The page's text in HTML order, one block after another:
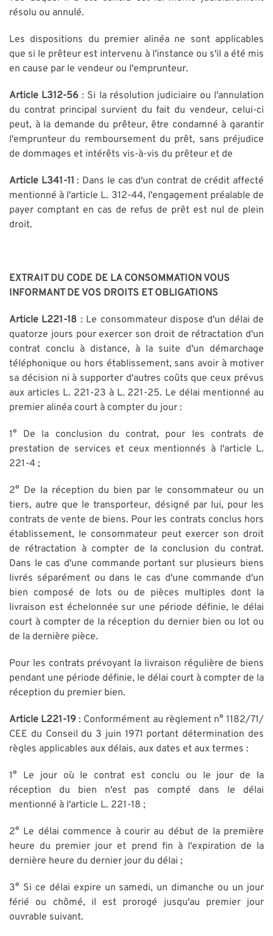
résolu ou annulé.
Les dispositions du premier alinéa ne sont applicables
que si le prêteur est intervenu à l'instance ou s'il a été mis
en cause par le vendeur ou l'emprunteur.
Article L312-56 : Si la résolution judiciaire ou l'annulation
du contrat principal survient du fait du vendeur, celui-ci
peut, à la demande du prêteur, être condamné à garantir
l'emprunteur du remboursement du prêt, sans préjudice
de dommages et intérêts vis-à-vis du prêteur et de
Article L341-11 : Dans le cas d'un contrat de crédit affecté
mentionné à l'article L. 312-44, l'engagement préalable de
payer comptant en cas de refus de prêt est nul de plein
droit.
EXTRAIT DU CODE DE LA CONSOMMATION VOUS
INFORMANT DE VOS DROITS ET OBLIGATIONS
Article L221-18 : Le consommateur dispose d'un délai de
quatorze jours pour exercer son droit de rétractation d'un
contrat conclu à distance, à la suite d'un démarchage
téléphonique ou hors établissement, sans avoir à motiver
sa décision ni à supporter d'autres coûts que ceux prévus
aux articles L. 221-23 à L. 221-25. Le délai mentionné au
premier alinéa court à compter du jour :
1° De la conclusion du contrat, pour les contrats de
prestation de services et ceux mentionnés à l'article L.
221-4 ;
2° De la réception du bien par le consommateur ou un
tiers, autre que le transporteur, désigné par lui, pour les
contrats de vente de biens. Pour les contrats conclus hors
établissement, le consommateur peut exercer son droit
de rétractation à compter de la conclusion du contrat.
Dans le cas d'une commande portant sur plusieurs biens
livrés séparément ou dans le cas d'une commande d'un
bien composé de lots ou de pièces multiples dont la
livraison est échelonnée sur une période définie, le délai
court à compter de la réception du dernier bien ou lot ou
de la dernière pièce.
Pour les contrats prévoyant la livraison régulière de biens
pendant une période définie, le délai court à compter de la
réception du premier bien.
Article L221-19 : Conformément au règlement n° 1182/71/
CEE du Conseil du 3 juin 1971 portant détermination des
règles applicables aux délais, aux dates et aux termes :
1° Le jour où le contrat est conclu ou le jour de la
réception du bien n'est pas compté dans le délai
mentionné à l'article L. 221-18 ;
2° Le délai commence à courir au début de la première
heure du premier jour et prend fin à l'expiration de la
dernière heure du dernier jour du délai ;
3° Si ce délai expire un samedi, un dimanche ou un jour
férié ou chômé, il est prorogé jusqu'au premier jour
ouvrable suivant.